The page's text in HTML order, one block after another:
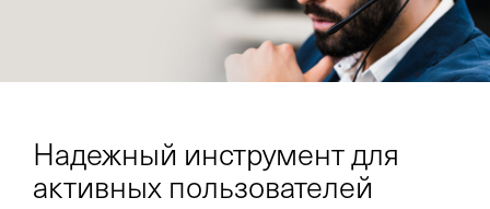
Надежный инструмент для
активных пользователей